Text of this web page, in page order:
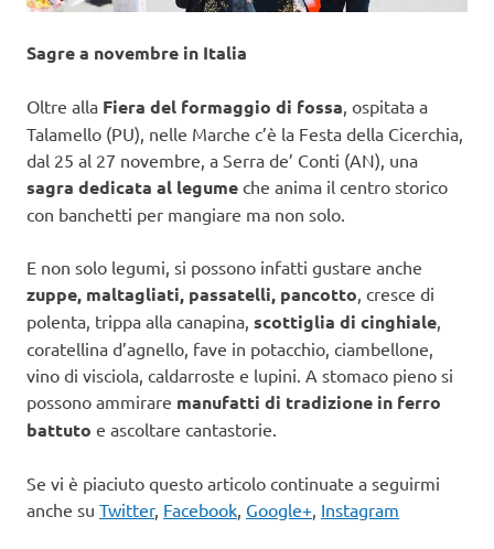
Sagre a novembre in Italia
Oltre alla Fiera del formaggio di fossa, ospitata a
Talamello (PU), nelle Marche c’è la Festa della Cicerchia,
dal 25 al 27 novembre, a Serra de’ Conti (AN), una
sagra dedicata al legume che anima il centro storico
con banchetti per mangiare ma non solo.
E non solo legumi, si possono infatti gustare anche
zuppe, maltagliati, passatelli, pancotto, cresce di
polenta, trippa alla canapina, scottiglia di cinghiale,
coratellina d’agnello, fave in potacchio, ciambellone,
vino di visciola, caldarroste e lupini. A stomaco pieno si
possono ammirare manufatti di tradizione in ferro
battuto e ascoltare cantastorie.
Se vi è piaciuto questo articolo continuate a seguirmi
anche su Twitter, Facebook, Google+, Instagram